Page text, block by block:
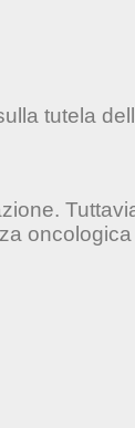
tutela